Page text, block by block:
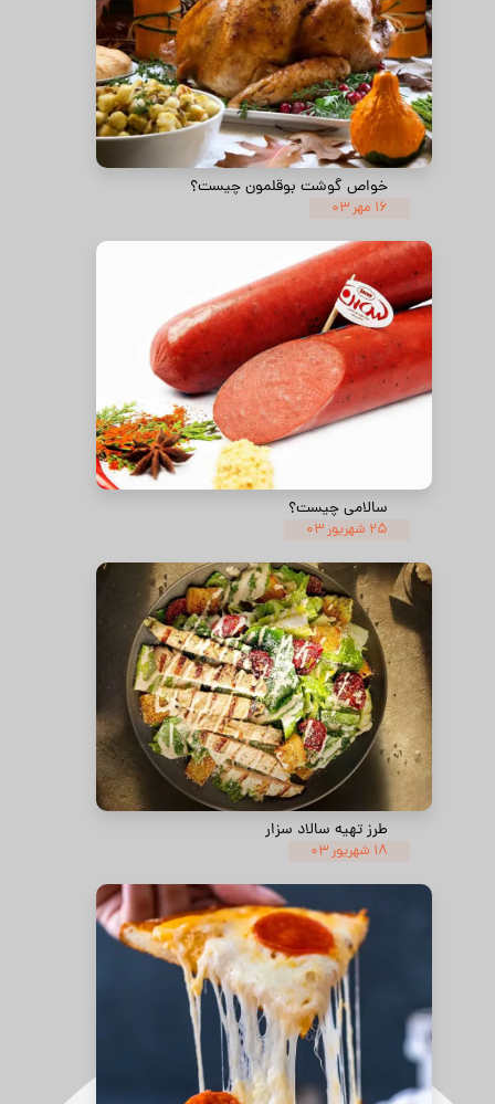
خواص گوشت بوقلمون چیست؟
۱۶ مهر ۰۳
سالامی چیست؟
۲۵ شهریور ۰۳
طرز تهیه سالاد سزار
۱۸ شهریور ۰۳